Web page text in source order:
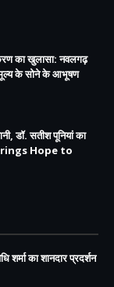
का खुलासा: नवलगढ़
मूल्य के सोने के आभूषण
डॉ. सतीश पूनियां का
Hope to
शर्मा का शानदार प्रदर्शन